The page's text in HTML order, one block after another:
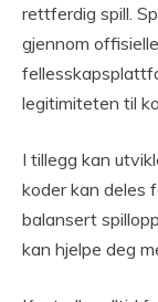
rettferdig spill.
gjennom
legitimiteten til
I tillegg kan
koder kan deles
balansert
kan hjelpe deg